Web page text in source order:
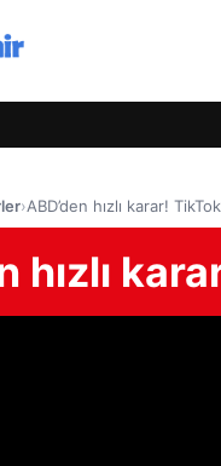
›ABD’den hızlı karar!
hızlı